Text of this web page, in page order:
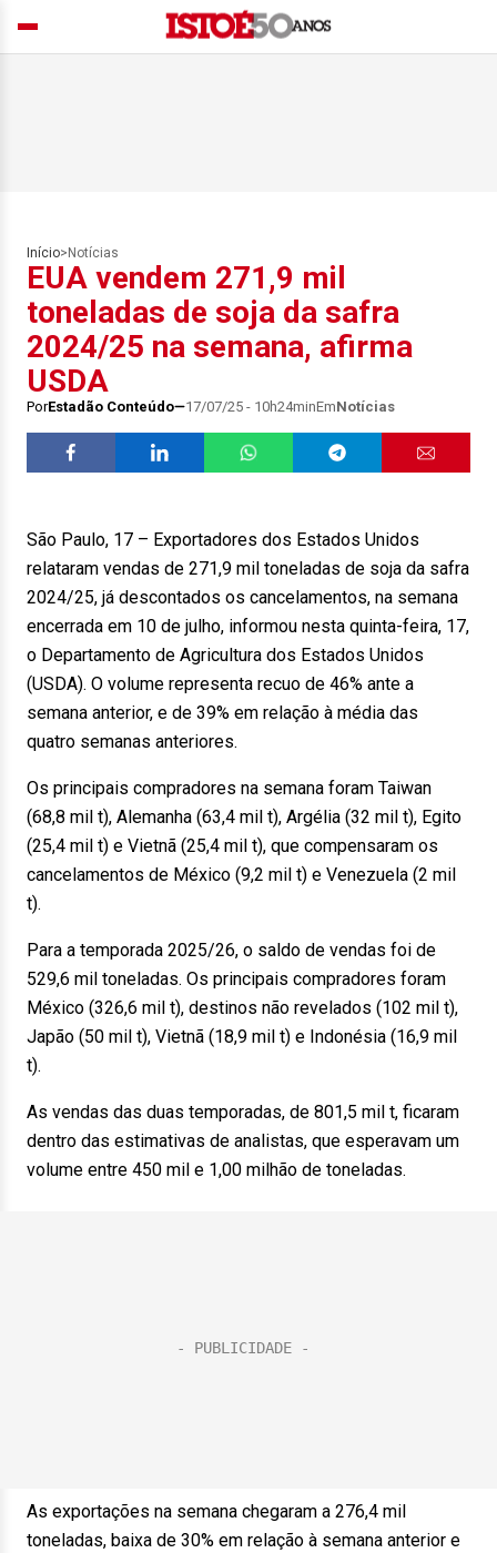
Início> Notícias
EUA vendem 271,9 mil
toneladas de soja da safra
2024/25 na semana, afirma
USDA
PorEstadão Conteúdo 17/07/25 - 10h24minEmNotícias
São Paulo, 17 – Exportadores dos Estados Unidos
relataram vendas de 271,9 mil toneladas de soja da safra
2024/25, já descontados os cancelamentos, na semana
encerrada em 10 de julho, informou nesta quinta-feira, 17,
o Departamento de Agricultura dos Estados Unidos
(USDA). O volume representa recuo de 46% ante a
semana anterior, e de 39% em relação à média das
quatro semanas anteriores.
Os principais compradores na semana foram Taiwan
(68,8 mil t), Alemanha (63,4 mil t), Argélia (32 mil t), Egito
(25,4 mil t) e Vietnã (25,4 mil t), que compensaram os
cancelamentos de México (9,2 mil t) e Venezuela (2 mil
t).
Para a temporada 2025/26, o saldo de vendas foi de
529,6 mil toneladas. Os principais compradores foram
México (326,6 mil t), destinos não revelados (102 mil t),
Japão (50 mil t), Vietnã (18,9 mil t) e Indonésia (16,9 mil
t).
As vendas das duas temporadas, de 801,5 mil t, ficaram
dentro das estimativas de analistas, que esperavam um
volume entre 450 mil e 1,00 milhão de toneladas.
As exportações na semana chegaram a 276,4 mil
toneladas, baixa de 30% em relação à semana anterior e